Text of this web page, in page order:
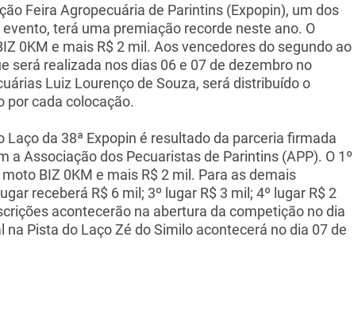
Feira Agropecuária de Parintins (Expopin), um dos
terá uma premiação recorde neste ano. O
0KM e mais R$ 2 mil. Aos vencedores do segundo ao
será realizada nos dias 06 e 07 de dezembro no
Luiz Lourenço de Souza, será distribuído o
por cada colocação.
Laço da 38ª Expopin é resultado da parceria firmada
a Associação dos Pecuaristas de Parintins (APP). O 1º
BIZ 0KM e mais R$ 2 mil. Para as demais
receberá R$ 6 mil; 3º lugar R$ 3 mil; 4º lugar R$ 2
acontecerão na abertura da competição no dia
Pista do Laço Zé do Similo acontecerá no dia 07 de